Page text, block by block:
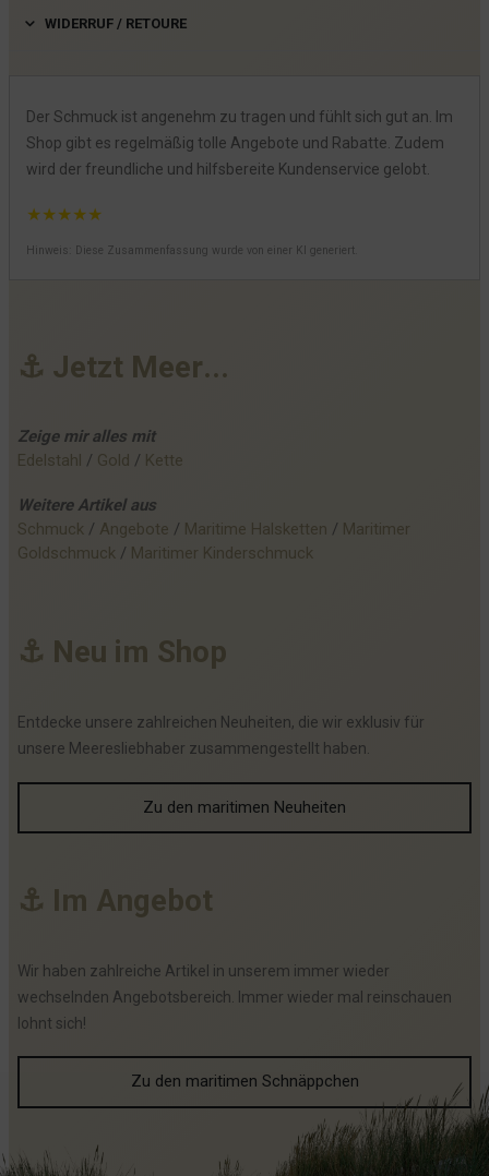
WIDERRUF / RETOURE
Der Schmuck ist angenehm zu tragen und fühlt sich gut an. Im
Shop gibt es regelmäßig tolle Angebote und Rabatte. Zudem
wird der freundliche und hilfsbereite Kundenservice gelobt.
★★★★★
Hinweis: Diese Zusammenfassung wurde von einer KI generiert.
⚓ Jetzt Meer...
Zeige mir alles mit
Edelstahl / Gold / Kette
Weitere Artikel aus
Schmuck / Angebote / Maritime Halsketten / Maritimer
Goldschmuck / Maritimer Kinderschmuck
⚓ Neu im Shop
Entdecke unsere zahlreichen Neuheiten, die wir exklusiv für
unsere Meeresliebhaber zusammengestellt haben.
Zu den maritimen Neuheiten
⚓ Im Angebot
Wir haben zahlreiche Artikel in unserem immer wieder
wechselnden Angebotsbereich. Immer wieder mal reinschauen
lohnt sich!
Zu den maritimen Schnäppchen